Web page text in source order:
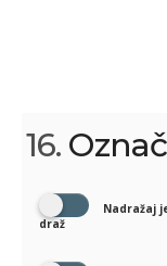
16.
Nadražaj
draž